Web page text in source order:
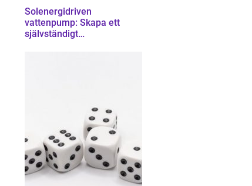
Solenergidriven
vattenpump: Skapa ett
självständigt